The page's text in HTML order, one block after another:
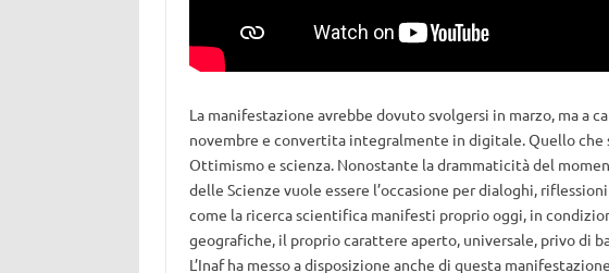
La manifestazione avrebbe dovuto svolgersi in marzo, ma a
novembre e convertita integralmente in digitale. Quello che
Ottimismo e scienza. Nonostante la drammaticità del
delle Scienze vuole essere l’occasione per dialoghi,
come la ricerca scientifica manifesti proprio oggi, in
geografiche, il proprio carattere aperto, universale, privo di
L’Inaf ha messo a disposizione anche di questa